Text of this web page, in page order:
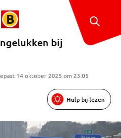
bij
14 oktober 2025 om 23:05
Hulp bij lezen